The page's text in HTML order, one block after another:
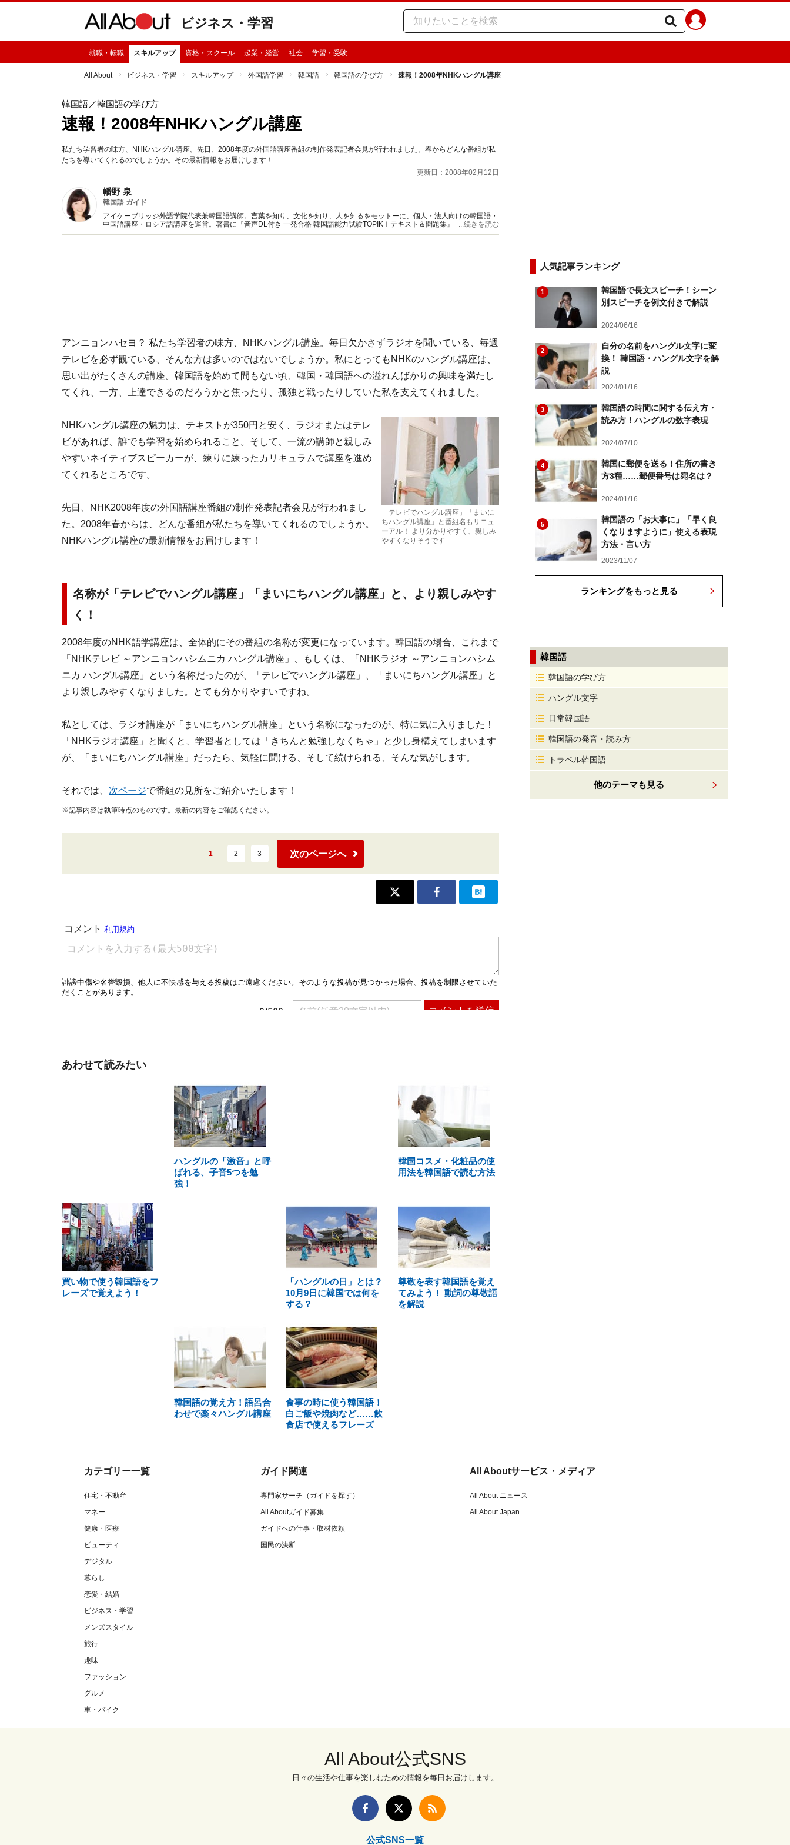
ビジネス・学習
就職・転職 スキルアップ 資格・スクール 起業・経営 社会 学習・受験
All About ビジネス・学習 スキルアップ 外国語学習 韓国語 韓国語の学び方 速報！2008年NHKハングル講座
韓国語／韓国語の学び方
速報！2008年NHKハングル講座
私たち学習者の味方、NHKハングル講座。先日、2008年度の外国語講座番組の制作発表記者会見が行われました。春からどんな番組が私
たちを導いてくれるのでしょうか。その最新情報をお届けします！
更新日：2008年02月12日
幡野 泉
韓国語 ガイド
アイケーブリッジ外語学院代表兼韓国語講師。言葉を知り、文化を知り、人を知るをモットーに、個人・法人向けの韓国語・
中国語講座・ロシア語講座を運営。著書に『音声DL付き 一発合格 韓国語能力試験TOPIKⅠテキスト＆問題集』『使える！伝
わる！役に立つ！韓国語フレーズブック』『シゴトの韓国語』シリーズなどがある。
...続きを読む
アンニョンハセヨ？ 私たち学習者の味方、NHKハングル講座。毎日欠かさずラジオを聞いている、毎週
テレビを必ず観ている、そんな方は多いのではないでしょうか。私にとってもNHKのハングル講座は、
思い出がたくさんの講座。韓国語を始めて間もない頃、韓国・韓国語への溢れんばかりの興味を満たし
てくれ、一方、上達できるのだろうかと焦ったり、孤独と戦ったりしていた私を支えてくれました。
「テレビでハングル講座」「まいに
ちハングル講座」と番組名もリニュ
ーアル！ より分かりやすく、親しみ
やすくなりそうです
NHKハングル講座の魅力は、テキストが350円と安く、ラジオまたはテレ
ビがあれば、誰でも学習を始められること。そして、一流の講師と親しみ
やすいネイティブスピーカーが、練りに練ったカリキュラムで講座を進め
てくれるところです。
先日、NHK2008年度の外国語講座番組の制作発表記者会見が行われまし
た。2008年春からは、どんな番組が私たちを導いてくれるのでしょうか。
NHKハングル講座の最新情報をお届けします！
名称が「テレビでハングル講座」「まいにちハングル講座」と、より親しみやす
く！
2008年度のNHK語学講座は、全体的にその番組の名称が変更になっています。韓国語の場合、これまで
「NHKテレビ ～アンニョンハシムニカ ハングル講座」、もしくは、「NHKラジオ ～アンニョンハシム
ニカ ハングル講座」という名称だったのが、「テレビでハングル講座」、「まいにちハングル講座」と
より親しみやすくなりました。とても分かりやすいですね。
私としては、ラジオ講座が「まいにちハングル講座」という名称になったのが、特に気に入りました！
「NHKラジオ講座」と聞くと、学習者としては「きちんと勉強しなくちゃ」と少し身構えてしまいます
が、「まいにちハングル講座」だったら、気軽に聞ける、そして続けられる、そんな気がします。
それでは、 次ページで番組の見所をご紹介いたします！
※記事内容は執筆時点のものです。最新の内容をご確認ください。
1 2 3 次のページへ
あわせて読みたい
ハングルの「激音」と呼
ばれる、子音5つを勉
強！
韓国コスメ・化粧品の使
用法を韓国語で読む方法
買い物で使う韓国語をフ
レーズで覚えよう！
「ハングルの日」とは？
10月9日に韓国では何を
する？
尊敬を表す韓国語を覚え
てみよう！ 動詞の尊敬語
を解説
韓国語の覚え方！語呂合
わせで楽々ハングル講座
食事の時に使う韓国語！
白ご飯や焼肉など……飲
食店で使えるフレーズ
人気記事ランキング
1
韓国語で長文スピーチ！シーン
別スピーチを例文付きで解説
2024/06/16
2
自分の名前をハングル文字に変
換！ 韓国語・ハングル文字を解
説
2024/01/16
3
韓国語の時間に関する伝え方・
読み方！ハングルの数字表現
2024/07/10
4
韓国に郵便を送る！住所の書き
方3種……郵便番号は宛名は？
2024/01/16
5
韓国語の「お大事に」「早く良
くなりますように」使える表現
方法・言い方
2023/11/07
ランキングをもっと見る
韓国語
韓国語の学び方
ハングル文字
日常韓国語
韓国語の発音・読み方
トラベル韓国語
他のテーマも見る
カテゴリー一覧
住宅・不動産
マネー
健康・医療
ビューティ
デジタル
暮らし
恋愛・結婚
ビジネス・学習
メンズスタイル
旅行
趣味
ファッション
グルメ
車・バイク
ガイド関連
専門家サーチ（ガイドを探す）
All Aboutガイド募集
ガイドへの仕事・取材依頼
国民の決断
All Aboutサービス・メディア
All About ニュース
All About Japan
All About公式SNS
日々の生活や仕事を楽しむための情報を毎日お届けします。
公式SNS一覧